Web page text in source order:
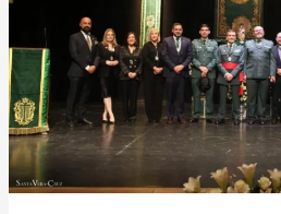
Venerable
Cofradía
de
la
Santa
Vera
cruz